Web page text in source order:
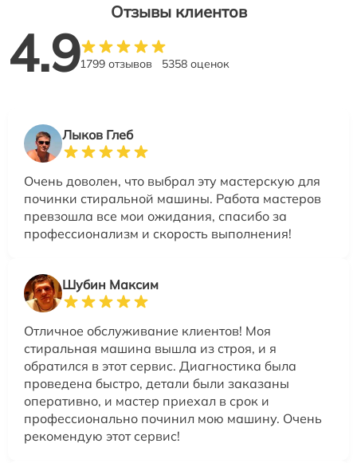
Отзывы клиентов
4.91799 отзывов 5358 оценок
Лыков Глеб
Очень доволен, что выбрал эту мастерскую для
починки стиральной машины. Работа мастеров
превзошла все мои ожидания, спасибо за
профессионализм и скорость выполнения!
Шубин Максим
Отличное обслуживание клиентов! Моя
стиральная машина вышла из строя, и я
обратился в этот сервис. Диагностика была
проведена быстро, детали были заказаны
оперативно, и мастер приехал в срок и
профессионально починил мою машину. Очень
рекомендую этот сервис!